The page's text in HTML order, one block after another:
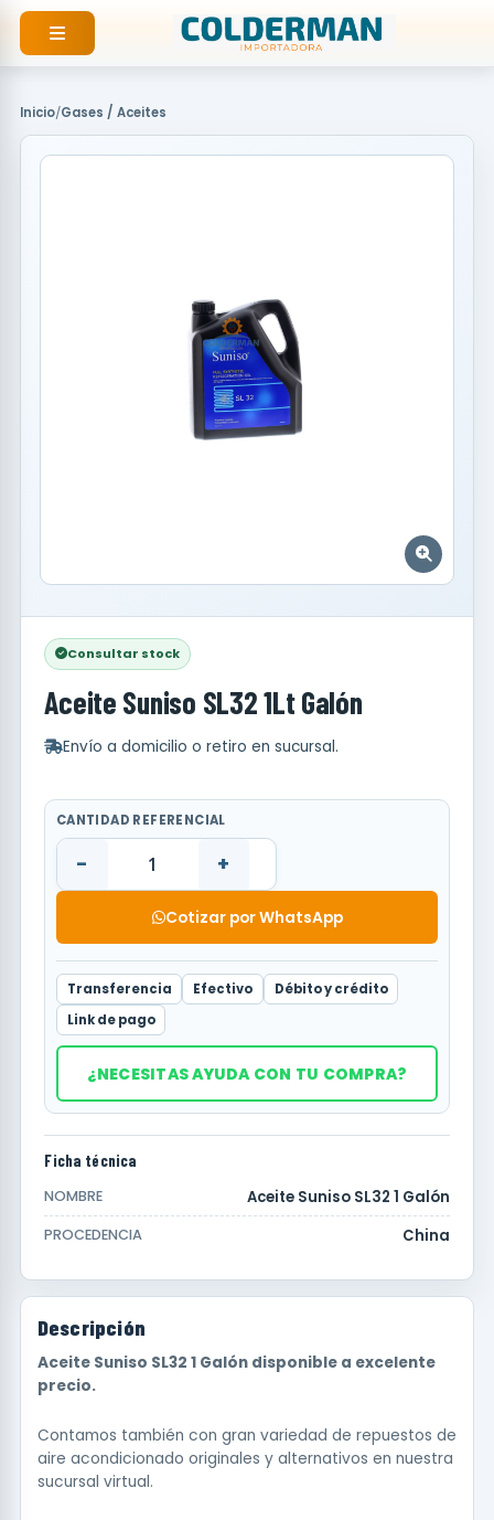
contenido
Inicio/Gases / Aceites
Consultar stock
Aceite Suniso SL32 1Lt Galón
Envío a domicilio o retiro en sucursal.
CANTIDAD REFERENCIAL
- +
Cotizar por WhatsApp
Transferencia Efectivo
Débito y crédito
Link de pago
¿NECESITAS AYUDA CON TU COMPRA?
Ficha técnica
NOMBRE Aceite Suniso SL32 1 Galón
PROCEDENCIA China
Descripción
Aceite Suniso SL32 1 Galón disponible a excelente
precio.
Contamos también con gran variedad de repuestos de
aire acondicionado originales y alternativos en nuestra
sucursal virtual.